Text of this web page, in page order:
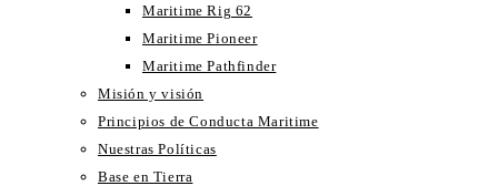
Maritime Rig 62
Maritime Pioneer
Maritime Pathfinder
Misión y visión
Principios de Conducta Maritime
Nuestras Políticas
Base en Tierra